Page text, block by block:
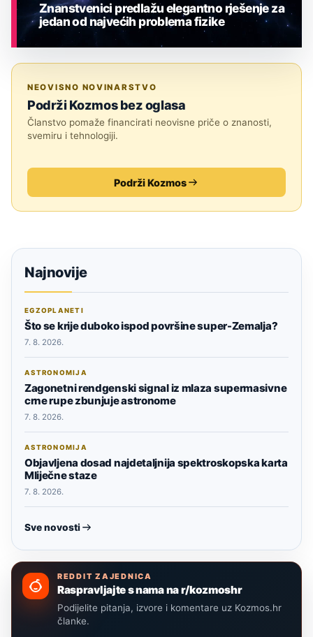
Znanstvenici predlažu elegantno rješenje za
jedan od najvećih problema fizike
NEOVISNO NOVINARSTVO
Podrži Kozmos bez oglasa
Članstvo pomaže financirati neovisne priče o znanosti,
svemiru i tehnologiji.
Podrži Kozmos
Najnovije
EGZOPLANETI
Što se krije duboko ispod površine super-Zemalja?
7. 8. 2026.
ASTRONOMIJA
Zagonetni rendgenski signal iz mlaza supermasivne
crne rupe zbunjuje astronome
7. 8. 2026.
ASTRONOMIJA
Objavljena dosad najdetaljnija spektroskopska karta
Mliječne staze
7. 8. 2026.
Sve novosti
REDDIT ZAJEDNICA
Raspravljajte s nama na r/kozmoshr
Podijelite pitanja, izvore i komentare uz Kozmos.hr
članke.